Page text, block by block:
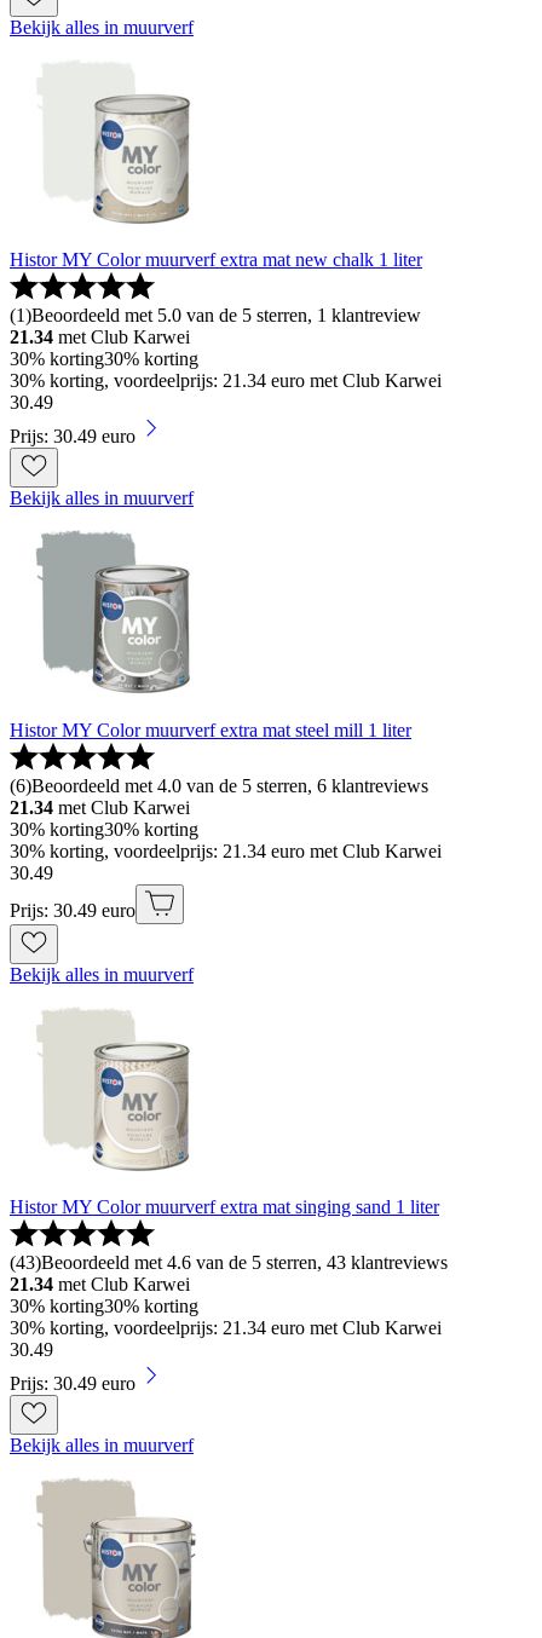
Bekijk alles in muurverf
Histor MY Color muurverf extra mat new chalk 1 liter
(1)Beoordeeld met 5.0 van de 5 sterren, 1 klantreview
21.34 met Club Karwei
30% korting30% korting
30% korting, voordeelprijs: 21.34 euro met Club Karwei
30.49
Prijs: 30.49 euro
Bekijk alles in muurverf
Histor MY Color muurverf extra mat steel mill 1 liter
(6)Beoordeeld met 4.0 van de 5 sterren, 6 klantreviews
21.34 met Club Karwei
30% korting30% korting
30% korting, voordeelprijs: 21.34 euro met Club Karwei
30.49
Prijs: 30.49 euro
Bekijk alles in muurverf
Histor MY Color muurverf extra mat singing sand 1 liter
(43)Beoordeeld met 4.6 van de 5 sterren, 43 klantreviews
21.34 met Club Karwei
30% korting30% korting
30% korting, voordeelprijs: 21.34 euro met Club Karwei
30.49
Prijs: 30.49 euro
Bekijk alles in muurverf